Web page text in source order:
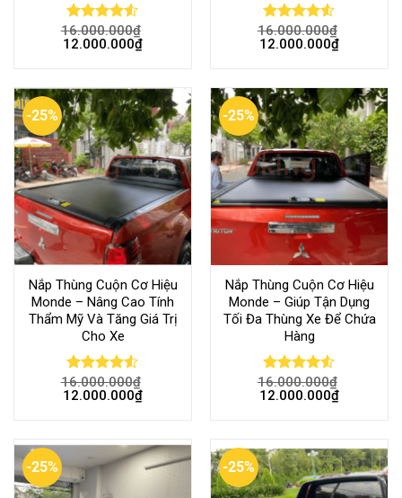
Rated
4.50out
16.000.000₫
12.000.000₫
Rated
4.50out
16.000.000₫
12.000.000₫
-25%
Nắp Thùng Cuộn Cơ Hiệu
Monde – Nâng Cao Tính
Thẩm Mỹ Và Tăng Giá Trị
Cho Xe
Rated
4.50out
16.000.000₫
12.000.000₫
-25%
Nắp Thùng Cuộn Cơ Hiệu
Monde – Giúp Tận Dụng
Tối Đa Thùng Xe Để Chứa
Hàng
Rated
4.50out
16.000.000₫
12.000.000₫
-25% -25%